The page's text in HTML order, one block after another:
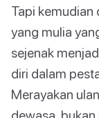
Tapi
yang mulia
sejenak
diri dalam
Merayakan